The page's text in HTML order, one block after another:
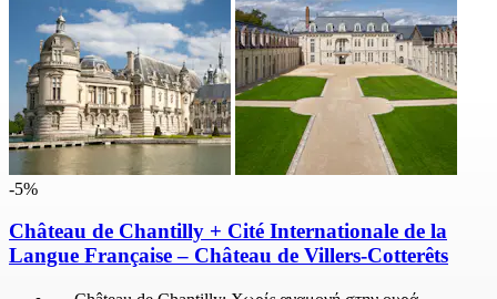
-5%
Château de Chantilly + Cité Internationale de la
Langue Française – Château de Villers-Cotterêts